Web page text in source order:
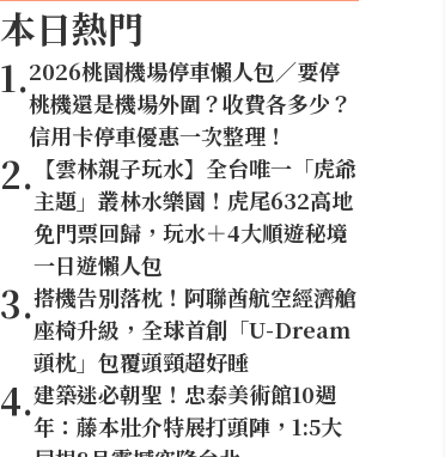
本日熱門
1.2026桃園機場停車懶人包／要停
桃機還是機場外圍？收費各多少？
信用卡停車優惠一次整理！
2. 【雲林親子玩水】全台唯一「虎爺
主題」叢林水樂園！虎尾632高地
免門票回歸，玩水＋4大順遊秘境
一日遊懶人包
3.搭機告別落枕！阿聯酋航空經濟艙
座椅升級，全球首創「U-Dream
頭枕」包覆頭頸超好睡
4.建築迷必朝聖！忠泰美術館10週
年：藤本壯介特展打頭陣，1:5大